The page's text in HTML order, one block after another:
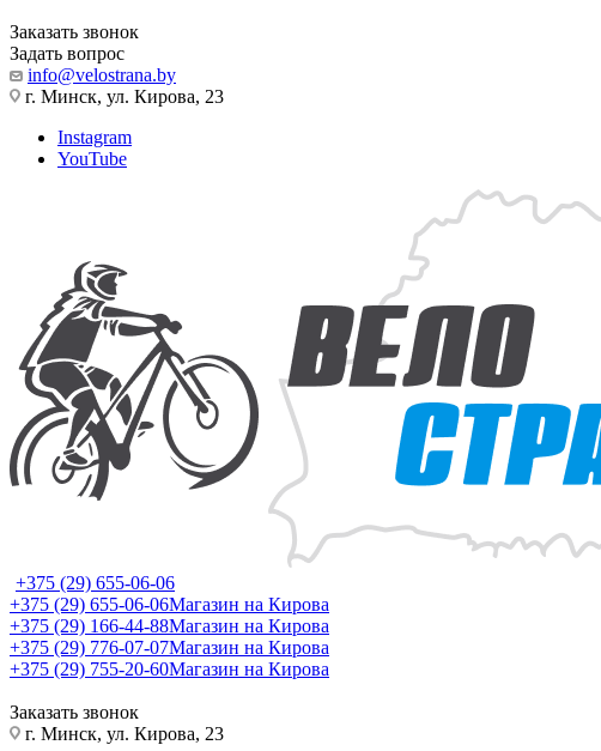
Заказать звонок
Задать вопрос
info@velostrana.by
г. Минск, ул. Кирова, 23
Instagram
YouTube
+375 (29) 655-06-06
+375 (29) 655-06-06Магазин на Кирова
+375 (29) 166-44-88Магазин на Кирова
+375 (29) 776-07-07Магазин на Кирова
+375 (29) 755-20-60Магазин на Кирова
Заказать звонок
г. Минск, ул. Кирова, 23